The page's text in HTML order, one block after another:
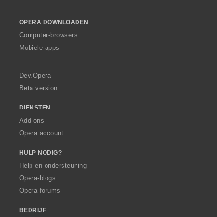
w
O
p
a
OPERA DOWNLOADEN
Computer-browsers
Mobiele apps
Dev.Opera
Beta version
DIENSTEN
Add-ons
Opera account
HULP NODIG?
Help en ondersteuning
Opera-blogs
Opera forums
BEDRIJF